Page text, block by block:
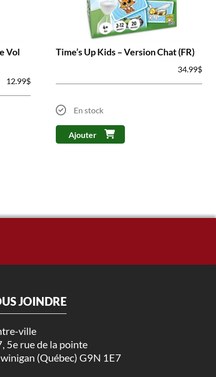
Vol
12.99$
Time’s Up Kids – Version Chat (FR)
34.99$
En stock
Ajouter
JOINDRE
ville
5e rue de la pointe
(Québec) G9N 1E7